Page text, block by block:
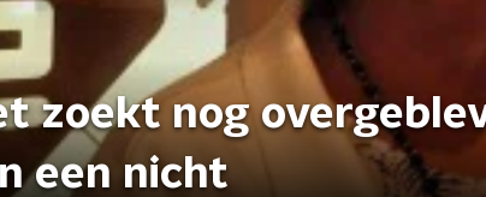
zoekt nog
een nicht